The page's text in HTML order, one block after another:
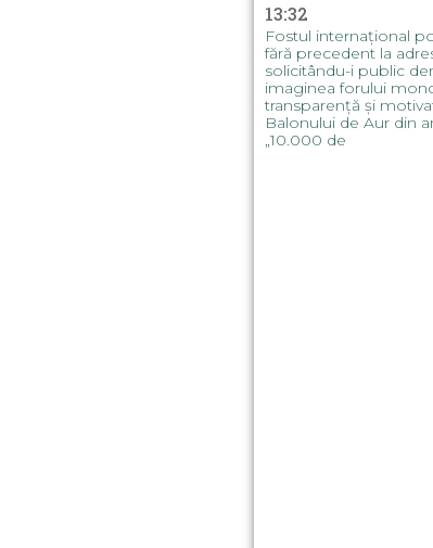
13:32
Fostul internațional
fără precedent la
solicitându-i public
imaginea forului
transparență și
Balonului de Aur din
„10.000 de